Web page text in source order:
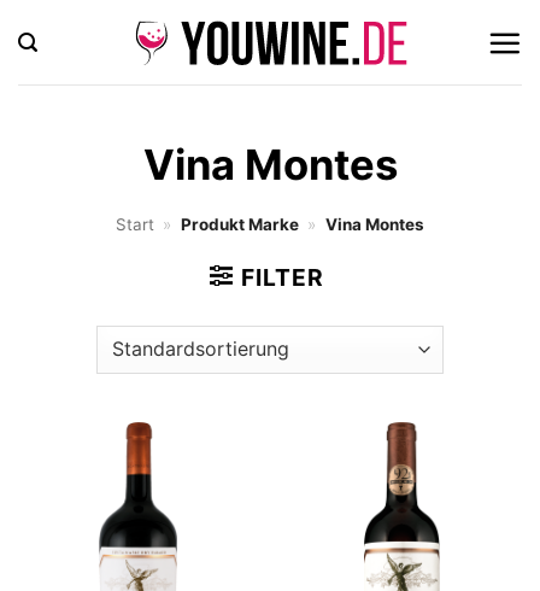
Inhalt
springen
Vina Montes
Start » Produkt Marke » Vina Montes
FILTER